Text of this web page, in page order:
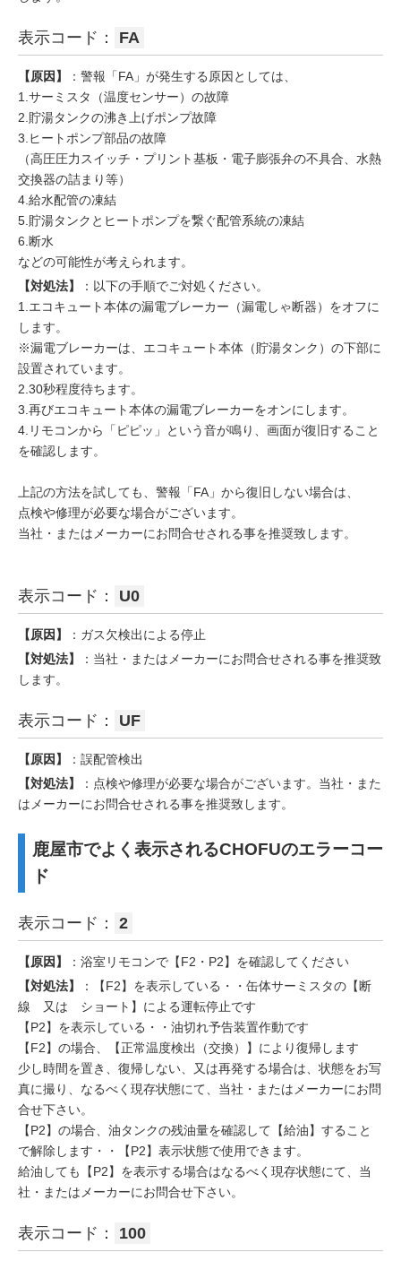
表示コード： FA
【原因】
：警報「FA」が発生する原因としては、
1.サーミスタ（温度センサー）の故障
2.貯湯タンクの沸き上げポンプ故障
3.ヒートポンプ部品の故障
（高圧圧力スイッチ・プリント基板・電子膨張弁の不具合、水熱
交換器の詰まり等）
4.給水配管の凍結
5.貯湯タンクとヒートポンプを繋ぐ配管系統の凍結
6.断水
などの可能性が考えられます。
【対処法】
：以下の手順でご対処ください。
1.エコキュート本体の漏電ブレーカー（漏電しゃ断器）をオフに
します。
※漏電ブレーカーは、エコキュート本体（貯湯タンク）の下部に
設置されています。
2.30秒程度待ちます。
3.再びエコキュート本体の漏電ブレーカーをオンにします。
4.リモコンから「ピピッ」という音が鳴り、画面が復旧すること
を確認します。
上記の方法を試しても、警報「FA」から復旧しない場合は、
点検や修理が必要な場合がございます。
当社・またはメーカーにお問合せされる事を推奨致します。
表示コード： U0
【原因】
：ガス欠検出による停止
【対処法】
：当社・またはメーカーにお問合せされる事を推奨致
します。
表示コード： UF
【原因】
：誤配管検出
【対処法】
：点検や修理が必要な場合がございます。当社・また
はメーカーにお問合せされる事を推奨致します。
鹿屋市でよく表示されるCHOFUのエラーコー
ド
表示コード： 2
【原因】
：浴室リモコンで【F2・P2】を確認してください
【対処法】
：【F2】を表示している・・缶体サーミスタの【断
線 又は ショート】による運転停止です
【P2】を表示している・・油切れ予告装置作動です
【F2】の場合、【正常温度検出（交換）】により復帰します
少し時間を置き、復帰しない、又は再発する場合は、状態をお写
真に撮り、なるべく現存状態にて、当社・またはメーカーにお問
合せ下さい。
【P2】の場合、油タンクの残油量を確認して【給油】すること
で解除します・・【P2】表示状態で使用できます。
給油しても【P2】を表示する場合はなるべく現存状態にて、当
社・またはメーカーにお問合せ下さい。
表示コード： 100